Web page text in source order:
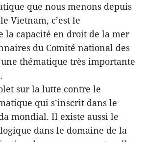
que nous menons depuis
Vietnam, c’est le
la capacité en droit de la mer
du Comité national des
une thématique très importante
sur la lutte contre le
qui s’inscrit dans le
mondial. Il existe aussi le
dans le domaine de la